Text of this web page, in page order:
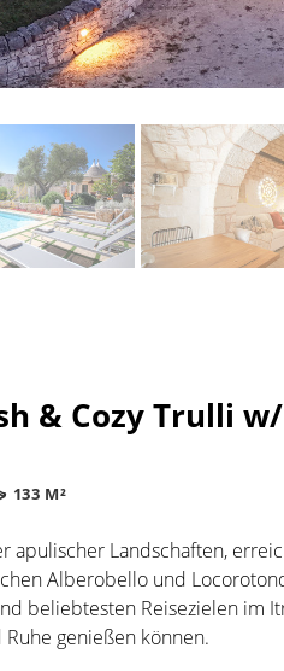
& Cozy Trulli
133 M²
apulischer Landschaften,
Alberobello und
beliebtesten Reisezielen im
genießen können.